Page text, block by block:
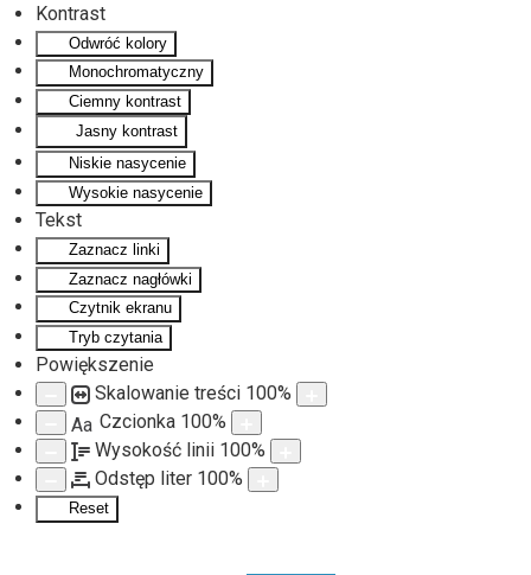
Kontrast
Odwróć kolory
Monochromatyczny
Ciemny kontrast
Jasny kontrast
Niskie nasycenie
Wysokie nasycenie
Tekst
Zaznacz linki
Zaznacz nagłówki
Czytnik ekranu
Tryb czytania
Powiększenie
Skalowanie treści 100%
Aa Czcionka 100%
Wysokość linii 100%
Odstęp liter 100%
Reset